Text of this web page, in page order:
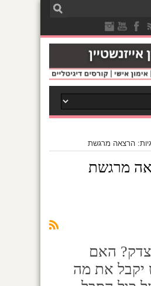
הרצאה מרגשת
מרגשת
האם
יקבל את מה